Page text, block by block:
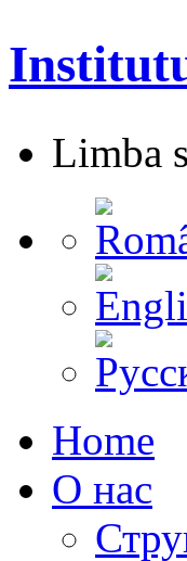
Limba
Home
О нас